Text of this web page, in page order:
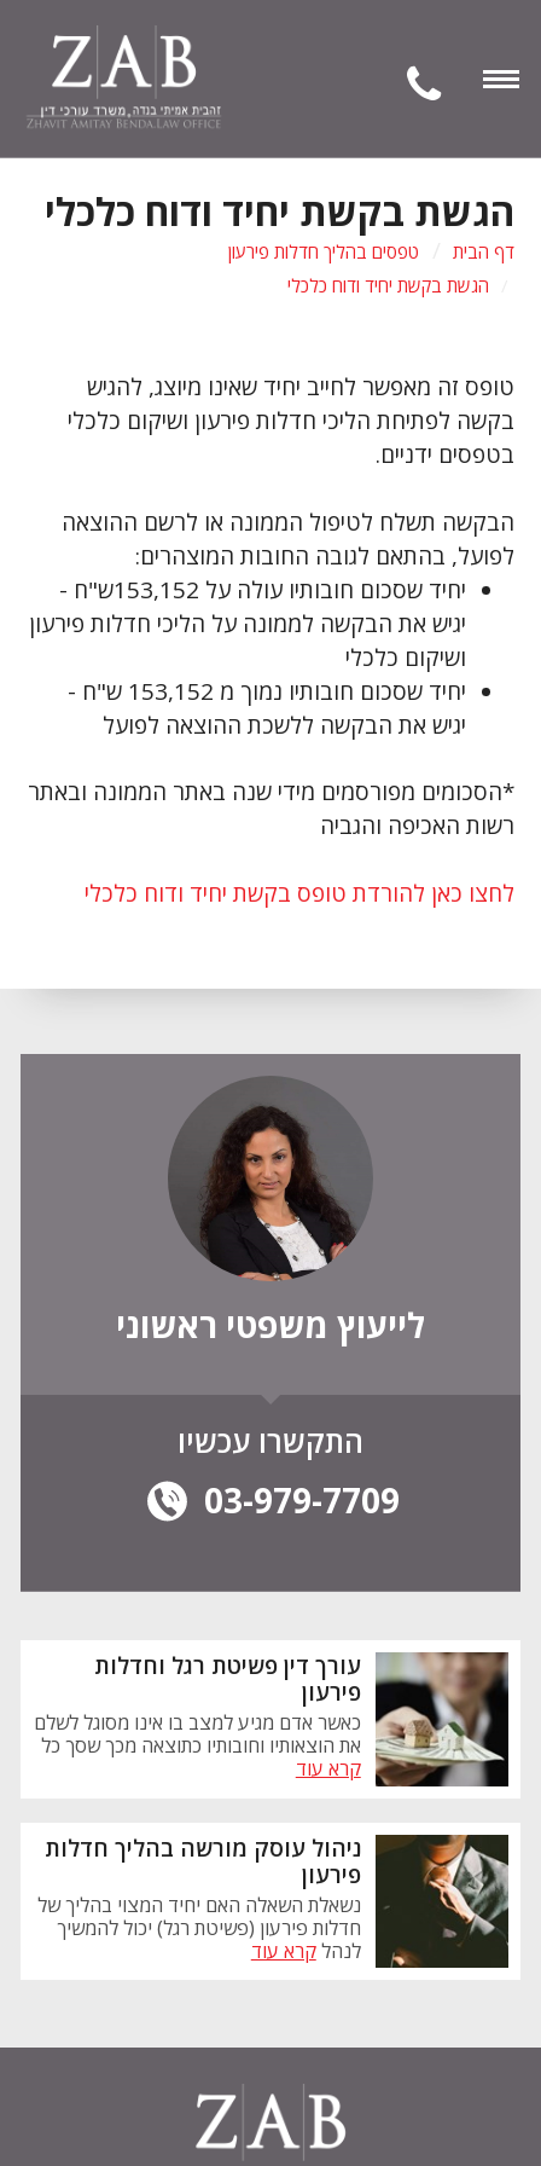
Open
הגשת בקשת יחיד ודוח כלכלי
דף הבית
טפסים בהליך חדלות פירעון
הגשת בקשת יחיד ודוח כלכלי
טופס זה מאפשר לחייב יחיד שאינו מיוצג, להגיש
בקשה לפתיחת הליכי חדלות פירעון ושיקום כלכלי
בטפסים ידניים.
הבקשה תשלח לטיפול הממונה או לרשם ההוצאה
לפועל, בהתאם לגובה החובות המוצהרים:
יחיד שסכום חובותיו עולה על 153,152ש"ח -
יגיש את הבקשה לממונה על הליכי חדלות פירעון
ושיקום כלכלי
יחיד שסכום חובותיו נמוך מ 153,152 ש"ח -
יגיש את הבקשה ללשכת ההוצאה לפועל
*הסכומים מפורסמים מידי שנה באתר הממונה ובאתר
רשות האכיפה והגביה
לחצו כאן להורדת טופס בקשת יחיד ודוח כלכלי
לייעוץ משפטי ראשוני
התקשרו עכשיו
03-979-7709
עורך דין פשיטת רגל וחדלות
פירעון
כאשר אדם מגיע למצב בו אינו מסוגל לשלם
את הוצאותיו וחובותיו כתוצאה מכך שסך כל
קרא עוד
ניהול עוסק מורשה בהליך חדלות
פירעון
נשאלת השאלה האם יחיד המצוי בהליך של
חדלות פירעון (פשיטת רגל) יכול להמשיך
לנהלקרא עוד